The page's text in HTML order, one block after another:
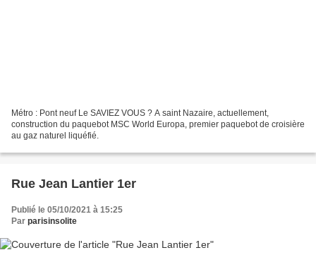
Métro : Pont neuf Le SAVIEZ VOUS ? A saint Nazaire, actuellement,
construction du paquebot MSC World Europa, premier paquebot de croisière
au gaz naturel liquéfié.
Rue Jean Lantier 1er
Publié le 05/10/2021 à 15:25
Par parisinsolite